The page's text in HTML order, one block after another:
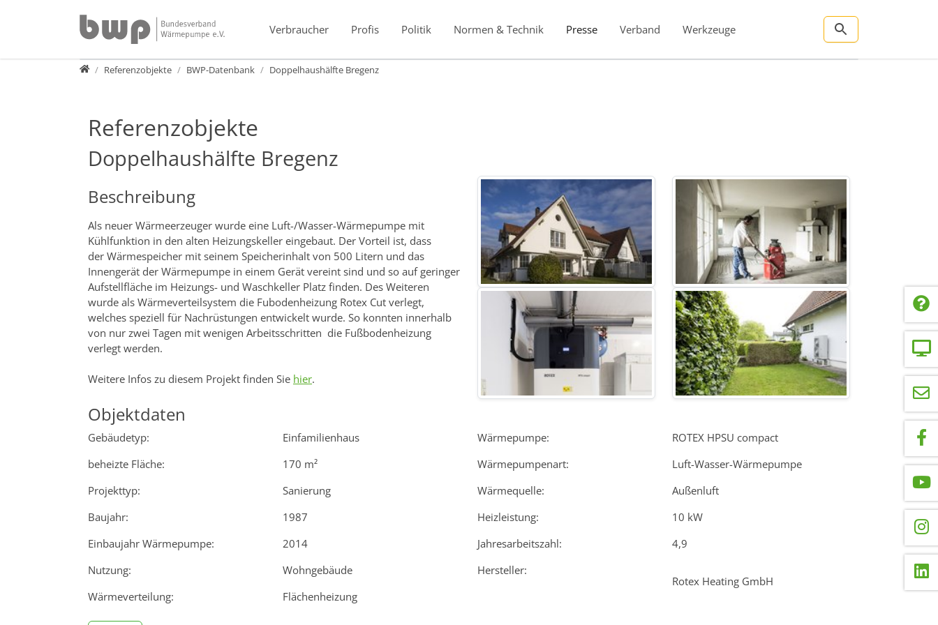
Verbraucher
Profis Politik Normen & Technik Presse Verband Werkzeuge
PresseReferenzobjekte BWP-Datenbank Doppelhaushälfte Bregenz
Referenzobjekte
Doppelhaushälfte Bregenz
Beschreibung
Als neuer Wärmeerzeuger wurde eine Luft-/Wasser-Wärmepumpe mit
Kühlfunktion in den alten Heizungskeller eingebaut. Der Vorteil ist, dass
der Wärmespeicher mit seinem Speicherinhalt von 500 Litern und das
Innengerät der Wärmepumpe in einem Gerät vereint sind und so auf geringer
Aufstellfläche im Heizungs- und Waschkeller Platz finden. Des Weiteren
wurde als Wärmeverteilsystem die Fubodenheizung Rotex Cut verlegt,
welches speziell für Nachrüstungen entwickelt wurde. So konnten innerhalb
von nur zwei Tagen mit wenigen Arbeitsschritten die Fußbodenheizung
verlegt werden.
Weitere Infos zu diesem Projekt finden Sie hier.
Objektdaten
Gebäudetyp:
Einfamilienhaus
beheizte Fläche:
170 m²
Projekttyp:
Sanierung
Baujahr:
1987
Einbaujahr Wärmepumpe:
2014
Nutzung:
Wohngebäude
Wärmeverteilung:
Flächenheizung
Wärmepumpe:
ROTEX HPSU compact
Wärmepumpenart:
Luft-Wasser-Wärmepumpe
Wärmequelle:
Außenluft
Heizleistung:
10 kW
Jahresarbeitszahl:
4,9
Hersteller:
Rotex Heating GmbH